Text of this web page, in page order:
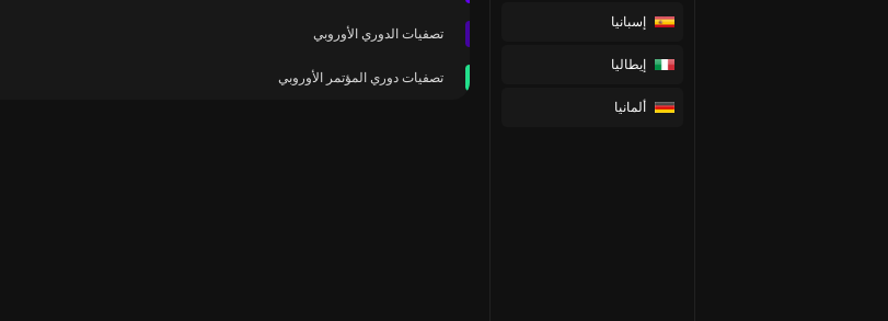
إسبانيا
إيطاليا
ألمانيا
تصفيات الدوري الأوروبي
تصفيات دوري المؤتمر الأوروبي